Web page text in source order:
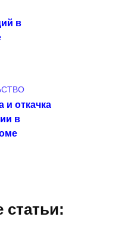
в
и откачка
в
статьи: